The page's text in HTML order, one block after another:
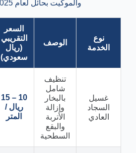
والموكيت بحائل لعام 2025
نوع
الخدمة
الوصف
السعر
التقريبي
(ريال
سعودي)
غسيل
السجاد
العادي
تنظيف
شامل
بالبخار
وإزالة
الأتربة
والبقع
السطحية
10 – 15
ريال /
المتر